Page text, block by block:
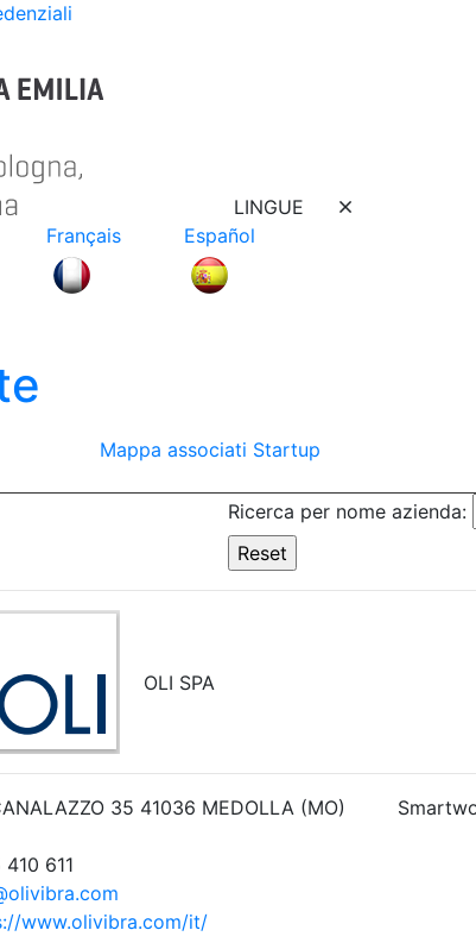
LINGUE
Français Español
Mappa associati Startup
Ricerca per nome azienda:
OLI SPA
35 41036 MEDOLLA (MO)
611
www.olivibra.com/it/